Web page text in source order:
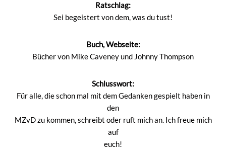
Ratschlag:
Sei begeistert von dem, was du tust!
Buch, Webseite:
Bücher von Mike Caveney und Johnny Thompson
Schlusswort:
Für alle, die schon mal mit dem Gedanken gespielt haben in
den
MZvD zu kommen, schreibt oder ruft mich an. Ich freue mich
auf
euch!